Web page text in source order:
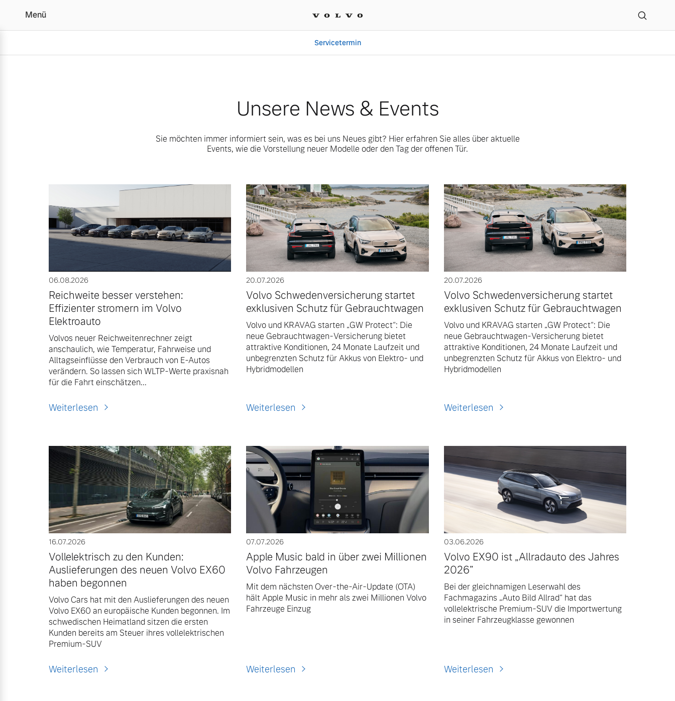
Menü
Servicetermin
Aktuelle Zubehörangebote
Volvo Gebrauchtwagenbörse
Aktuelle Zubehörangebote
Zubehörkatalog
Aktuelle Serviceangebote
Service by Volvo
Über uns
Unser Team
Unsere News & Events
Sie möchten immer informiert sein, was es bei uns Neues gibt? Hier erfahren Sie alles über aktuelle
Events, wie die Vorstellung neuer Modelle oder den Tag der offenen Tür.
06.08.2026
Reichweite besser verstehen:
Effizienter stromern im Volvo
Elektroauto
Volvos neuer Reichweitenrechner zeigt
anschaulich, wie Temperatur, Fahrweise und
Alltagseinflüsse den Verbrauch von E-Autos
verändern. So lassen sich WLTP-Werte praxisnah
für die Fahrt einschätzen...
Weiterlesen
20.07.2026
Volvo Schwedenversicherung startet
exklusiven Schutz für Gebrauchtwagen
Volvo und KRAVAG starten „GW Protect“: Die
neue Gebrauchtwagen-Versicherung bietet
attraktive Konditionen, 24 Monate Laufzeit und
unbegrenzten Schutz für Akkus von Elektro- und
Hybridmodellen
Weiterlesen
20.07.2026
Volvo Schwedenversicherung startet
exklusiven Schutz für Gebrauchtwagen
Volvo und KRAVAG starten „GW Protect“: Die
neue Gebrauchtwagen-Versicherung bietet
attraktive Konditionen, 24 Monate Laufzeit und
unbegrenzten Schutz für Akkus von Elektro- und
Hybridmodellen
Weiterlesen
16.07.2026
Vollelektrisch zu den Kunden:
Auslieferungen des neuen Volvo EX60
haben begonnen
Volvo Cars hat mit den Auslieferungen des neuen
Volvo EX60 an europäische Kunden begonnen. Im
schwedischen Heimatland sitzen die ersten
Kunden bereits am Steuer ihres vollelektrischen
Premium-SUV
Weiterlesen
07.07.2026
Apple Music bald in über zwei Millionen
Volvo Fahrzeugen
Mit dem nächsten Over-the-Air-Update (OTA)
hält Apple Music in mehr als zwei Millionen Volvo
Fahrzeuge Einzug
Weiterlesen
03.06.2026
Volvo EX90 ist „Allradauto des Jahres
2026”
Bei der gleichnamigen Leserwahl des
Fachmagazins „Auto Bild Allrad“ hat das
vollelektrische Premium-SUV die Importwertung
in seiner Fahrzeugklasse gewonnen
Weiterlesen